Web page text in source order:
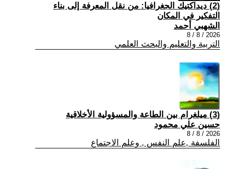
(2) ديداكتيك الجغرافيا: من نقل المعرفة إلى بناء
التفكير في المكان
الشهبي أحمد
2026 / 8 / 8
التربية والتعليم والبحث العلمي
(3) ميلغرام بين الطاعة والمسؤولية الأخلاقية
حسين علي محمود
2026 / 8 / 8
الفلسفة ,علم النفس , وعلم الاجتماع